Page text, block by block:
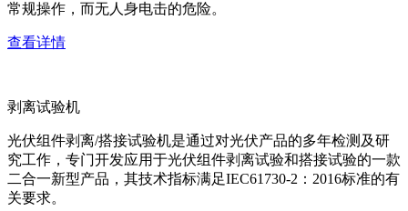
常规操作，而无人身电击的危险。
查看详情
剥离试验机
光伏组件剥离/搭接试验机是通过对光伏产品的多年检测及研
究工作，专门开发应用于光伏组件剥离试验和搭接试验的一款
二合一新型产品，其技术指标满足IEC61730-2：2016标准的有
关要求。